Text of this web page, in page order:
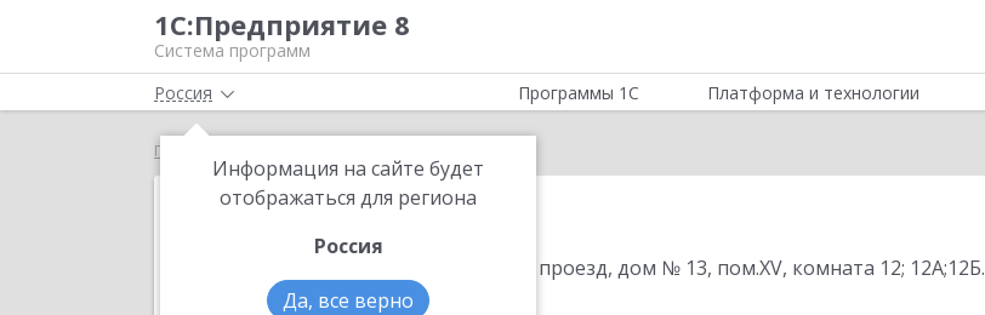
1С:Предприятие 8
Система программ
Россия
Информация на сайте будет
отображаться для региона
Россия
Да, все верно
Программы 1С Платформа и технологии
Главная
АМТ СЕРВИС
115201, Москва г, Каширский проезд, дом № 13, пом.XV, комната 12; 12А;12Б.
Телефон: (495) 825-9825